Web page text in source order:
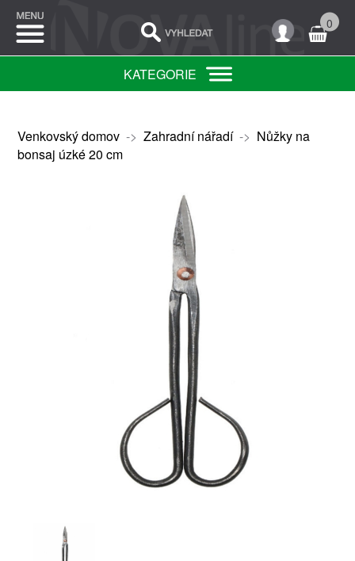
0
KATEGORIE
Venkovský domov-> Zahradní nářadí-> Nůžky na
bonsaj úzké 20 cm